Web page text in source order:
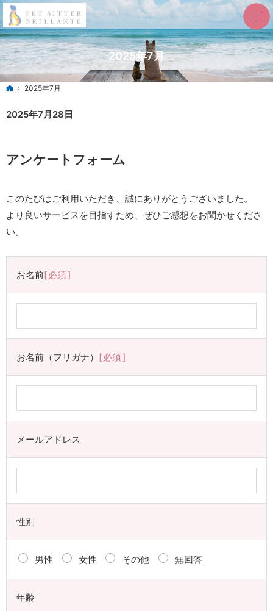
2025年7月
ホーム
2025年7月
2025年7月28日
アンケートフォーム
このたびはご利用いただき、誠にありがとうございました。
より良いサービスを目指すため、ぜひご感想をお聞かせくださ
い。
お名前 必須
お名前（フリガナ） 必須
メールアドレス
性別
男性 女性 その他 無回答
年齢